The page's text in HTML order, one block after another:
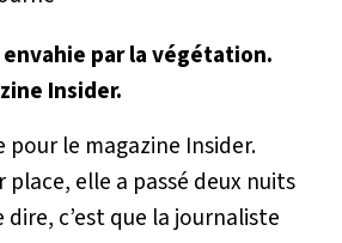
par la végétation.
Insider.
le magazine Insider.
place, elle a passé deux nuits
c’est que la journaliste